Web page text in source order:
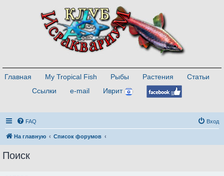
Главная My Tropical Fish Рыбы Растения
Статьи
Ссылки
e-mail Иврит
FAQ Вход
На главную Список форумов
Поиск